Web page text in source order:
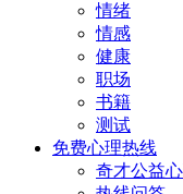
情绪
情感
健康
职场
书籍
测试
免费心理热线
奇才公益